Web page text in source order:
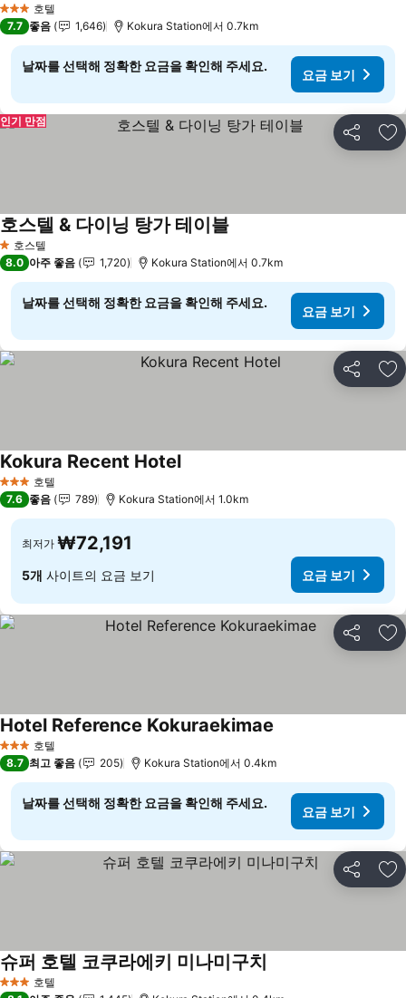
3 성급 호텔
7.7 좋음 1,646 Kokura Station에서 0.7km
날짜를 선택해 정확한 요금을 확인해 주세요.
요금 보기
공유 즐
인기 만점
1 성급호스텔
호스텔 & 다이닝 탕가 테이블
8.0 아주 좋음 1,720 Kokura Station에서 0.7km
날짜를 선택해 정확한 요금을 확인해 주세요.
요금 보기
공유 즐
3 성급 호텔
Kokura Recent Hotel
7.6 좋음 789 Kokura Station에서 1.0km
최저가 ₩72,191
5개 사이트의 요금 보기 요금 보기
공유 즐
3 성급 호텔
Hotel Reference Kokuraekimae
8.7 최고 좋음 205 Kokura Station에서 0.4km
날짜를 선택해 정확한 요금을 확인해 주세요.
요금 보기
공유 즐
3 성급 호텔
슈퍼 호텔 코쿠라에키 미나미구치